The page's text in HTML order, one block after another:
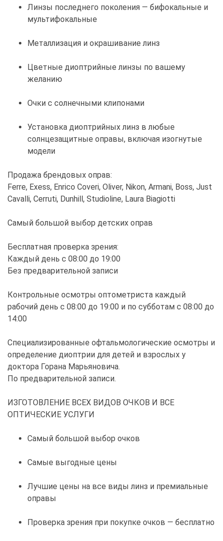
Линзы последнего поколения — бифокальные и
мультифокальные
Металлизация и окрашивание линз
Цветные диоптрийные линзы по вашему
желанию
Очки с солнечными клипонами
Установка диоптрийных линз в любые
солнцезащитные оправы, включая изогнутые
модели
Продажа брендовых оправ:
Ferre, Exess, Enrico Coveri, Oliver, Nikon, Armani, Boss, Just
Cavalli, Cerruti, Dunhill, Studioline, Laura Biagiotti
Самый большой выбор детских оправ
Бесплатная проверка зрения:
Каждый день с 08:00 до 19:00
Без предварительной записи
Контрольные осмотры оптометриста каждый
рабочий день с 08:00 до 19:00 и по субботам с 08:00 до
14:00
Специализированные офтальмологические осмотры и
определение диоптрии для детей и взрослых у
доктора Горана Марьяновича.
По предварительной записи.
ИЗГОТОВЛЕНИЕ ВСЕХ ВИДОВ ОЧКОВ И ВСЕ
ОПТИЧЕСКИЕ УСЛУГИ
Самый большой выбор очков
Самые выгодные цены
Лучшие цены на все виды линз и премиальные
оправы
Проверка зрения при покупке очков — бесплатно